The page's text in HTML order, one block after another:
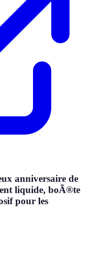
anniversaire de
liquide, boÃ®te
pour les